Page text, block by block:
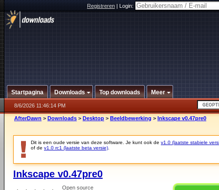
Registreren|Login:
Startpagina Downloads Top downloads Meer
8/6/2026 11:46:14 PM
AfterDawn > Downloads > Desktop > Beeldbewerking > Inkscape v0.47pre0
Dit is een oude versie van deze software. Je kunt ook de v1.0 (laatste stabiele
of de v1.0 rc1 (laatste beta versie)
Inkscape v0.47pre0
Open source